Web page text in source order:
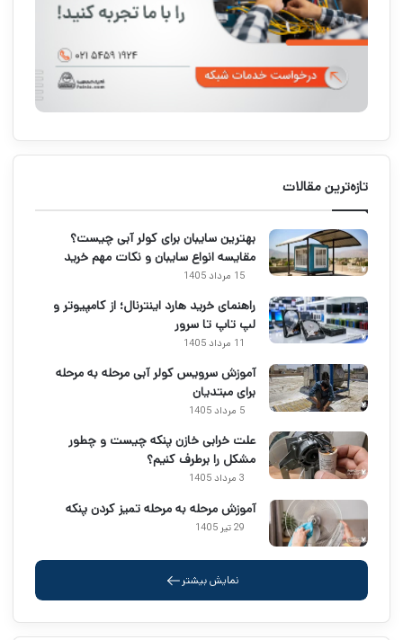
تازه‌ترین مقالات
بهترین سایبان برای کولر آبی چیست؟
مقایسه انواع سایبان و نکات مهم خرید
15 مرداد 1405
راهنمای خرید هارد اینترنال؛ از کامپیوتر و
لپ تاپ تا سرور
11 مرداد 1405
آموزش سرویس کولر آبی مرحله به مرحله
برای مبتدیان
5 مرداد 1405
علت خرابی خازن پنکه چیست و چطور
مشکل را برطرف کنیم؟
3 مرداد 1405
آموزش مرحله به مرحله تمیز کردن پنکه
29 تیر 1405
نمایش بیشتر